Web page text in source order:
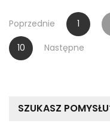
Stronicowanie
wpisów
Poprzednie 1
10
Następne
SZUKASZ